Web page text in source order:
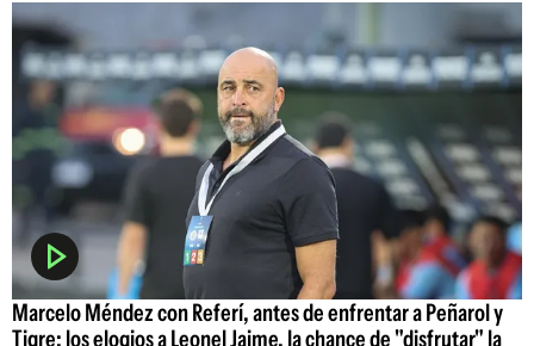
Marcelo Méndez con Referí, antes de enfrentar a Peñarol y
Tigre: los elogios a Leonel Jaime, la chance de "disfrutar" la